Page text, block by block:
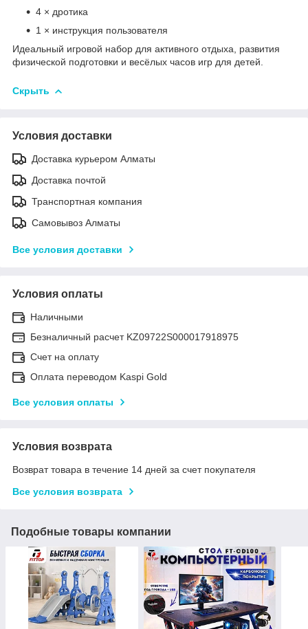
4 × дротика
1 × инструкция пользователя
Идеальный игровой набор для активного отдыха, развития
физической подготовки и весёлых часов игр для детей.
Скрыть
Условия доставки
Доставка курьером Алматы
Доставка почтой
Транспортная компания
Самовывоз Алматы
Все условия доставки
Условия оплаты
Наличными
Безналичный расчет KZ09722S000017918975
Счет на оплату
Оплата переводом Kaspi Gold
Все условия оплаты
Условия возврата
Возврат товара в течение 14 дней за счет покупателя
Все условия возврата
Подобные товары компании